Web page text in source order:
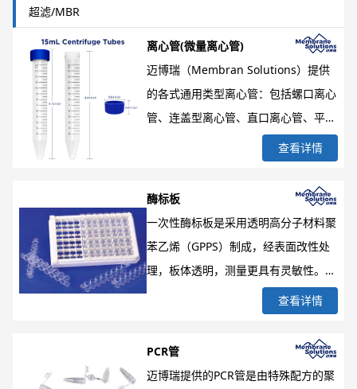
超滤/MBR
离心管(微量离心管)
迈博瑞（Membran Solutions）提供
的各式通用类型离心管：包括螺口离心
管、连盖型离心管、直口离心管、平底
离心管和圆锥底型离心管。规格有
1.5ml/2ml的微量离心管、15ml/50ml
的离心管，每批产品均经过严格泄漏测
查看详情
酶标板
一次性酶标板是采用透明高分子材料聚
苯乙烯（GPPS）制成，经表面改性处
理，板体透明，测量更具有灵敏性。根
据实验的具体要求提供: 高结合力酶标
板、中结合力酶标板、氨基化酶标板三
种系列。可用于酶联免疫吸附试验，如
查看详情
PCR管
迈博瑞提供的PCR管是由特殊配方的聚